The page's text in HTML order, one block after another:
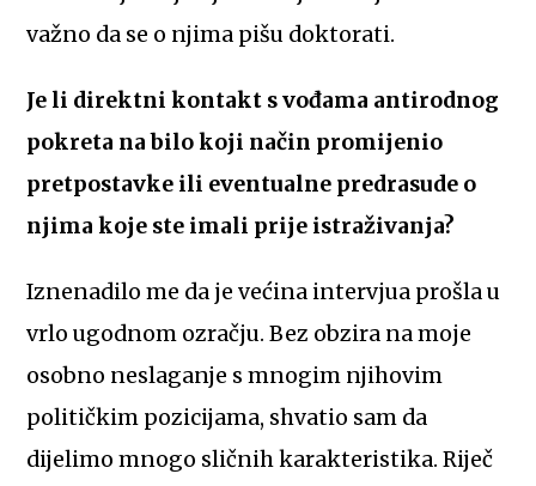
važno da se o njima pišu doktorati.
Je li direktni kontakt s vođama antirodnog
pokreta na bilo koji način promijenio
pretpostavke ili eventualne predrasude o
njima koje ste imali prije istraživanja?
Iznenadilo me da je većina intervjua prošla u
vrlo ugodnom ozračju. Bez obzira na moje
osobno neslaganje s mnogim njihovim
političkim pozicijama, shvatio sam da
dijelimo mnogo sličnih karakteristika. Riječ